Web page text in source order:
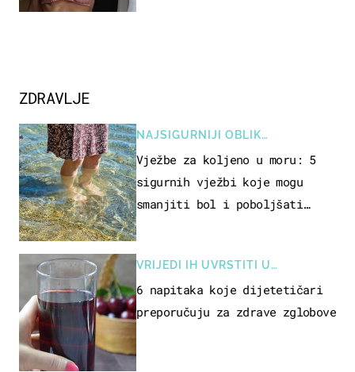
ZDRAVLJE
NAJSIGURNIJI OBLIK
REKREACIJE
Vježbe za koljeno u moru: 5
sigurnih vježbi koje mogu
smanjiti bol i poboljšati
VRIJEDI IH UVRSTITI U
PREHRANU
6 napitaka koje dijetetičari
preporučuju za zdrave zglobove